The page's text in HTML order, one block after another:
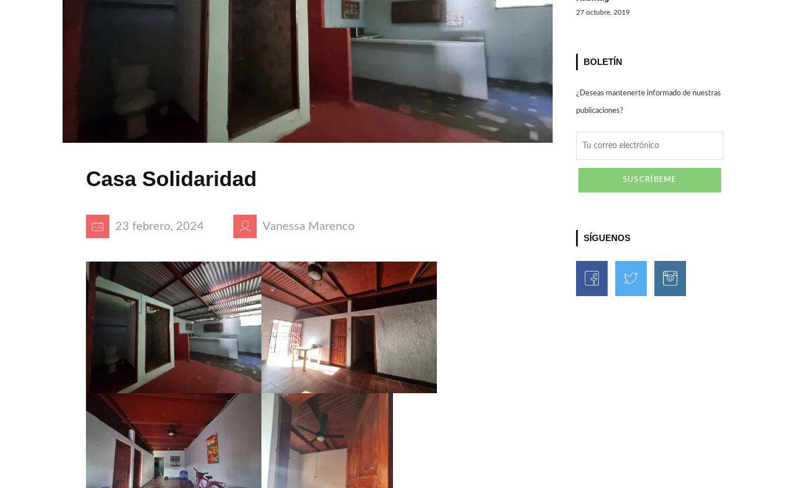
Casa Solidaridad
23 febrero, 2024 Vanessa Marenco
27 octubre, 2019
BOLETÍN
¿Deseas mantenerte informado de nuestras
publicaciones?
SÍGUENOS